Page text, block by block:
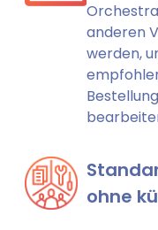
anderen
werden,
ohne